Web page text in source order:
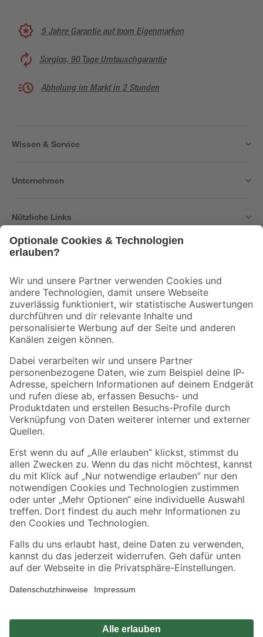
5 Jahre Garantie auf toom Eigenmarken
Sorglos, 90 Tage Umtauschgarantie
Abholung im Markt in 2 Stunden
Wissen & Service
Unternehmen
Nützliche Links
Der toom Newsletter: Keine Angebote und Aktionen mehr verpassen!
Zur Newsletter Anmeldung
Folge uns
Zahlungsarten Versandarten
Sicher einkaufen
Jetzt die toom-App herunterladen
Alle Preisangaben in EUR inkl. gesetzl. MwSt.. Die dargestellten Angebote sind unter
Umständen nicht in allen Märkten verfügbar. Die angegebenen Verfügbarkeiten beziehen
Produkte nur solange der Vorrat reicht.
*Paketversand ab 59 € versandkostenfrei, gilt nicht für Artikel mit Speditionsversand, hier
Privatsphäre Impressum